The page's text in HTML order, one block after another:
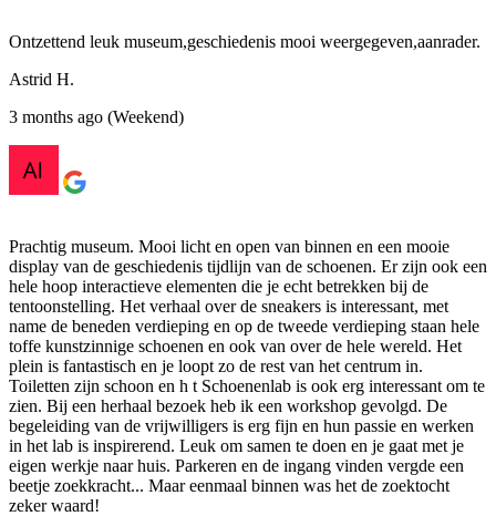
Ontzettend leuk museum,geschiedenis mooi weergegeven,aanrader.
Astrid H.
3 months ago (Weekend)
Prachtig museum. Mooi licht en open van binnen en een mooie
display van de geschiedenis tijdlijn van de schoenen. Er zijn ook een
hele hoop interactieve elementen die je echt betrekken bij de
tentoonstelling. Het verhaal over de sneakers is interessant, met
name de beneden verdieping en op de tweede verdieping staan hele
toffe kunstzinnige schoenen en ook van over de hele wereld. Het
plein is fantastisch en je loopt zo de rest van het centrum in.
Toiletten zijn schoon en h t Schoenenlab is ook erg interessant om te
zien. Bij een herhaal bezoek heb ik een workshop gevolgd. De
begeleiding van de vrijwilligers is erg fijn en hun passie en werken
in het lab is inspirerend. Leuk om samen te doen en je gaat met je
eigen werkje naar huis. Parkeren en de ingang vinden vergde een
beetje zoekkracht... Maar eenmaal binnen was het de zoektocht
zeker waard!